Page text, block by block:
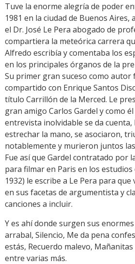
Tuve la enorme alegría de poder
1981 en la ciudad de Buenos
el Dr. José Le Pera abogado de
compartiera la meteórica carrera
Alfredo escribía y comentaba los
en los principales órganos de la
Su primer gran suceso como autor
compartido con Enrique Santos
título Carrillón de la Merced. Le
gran amigo Carlos Gardel y como
entrevista inolvidable se da cuenta,
estrechar la mano, se asociaron,
notablemente y murieron juntos
Fue así que Gardel contratado por
para filmar en Paris en los
1932) le escribe a Le Pera para
en sus facetas de argumentista y
canciones a incluir.
Y es ahí donde surgen sus
arrabal, Silencio, Me da pena
estás, Recuerdo malevo,
entre varias más.